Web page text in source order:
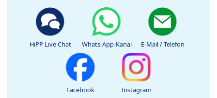
HiPP Live Chat Whats-App-Kanal E-Mail / Telefon
Facebook Instagram